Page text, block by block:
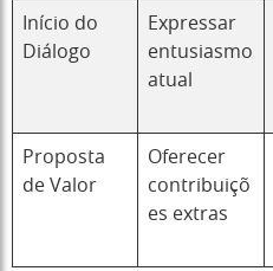
Início do
Diálogo
Expressar
entusiasmo
atual
Proposta
de Valor
Oferecer
contribuiçõ
es extras